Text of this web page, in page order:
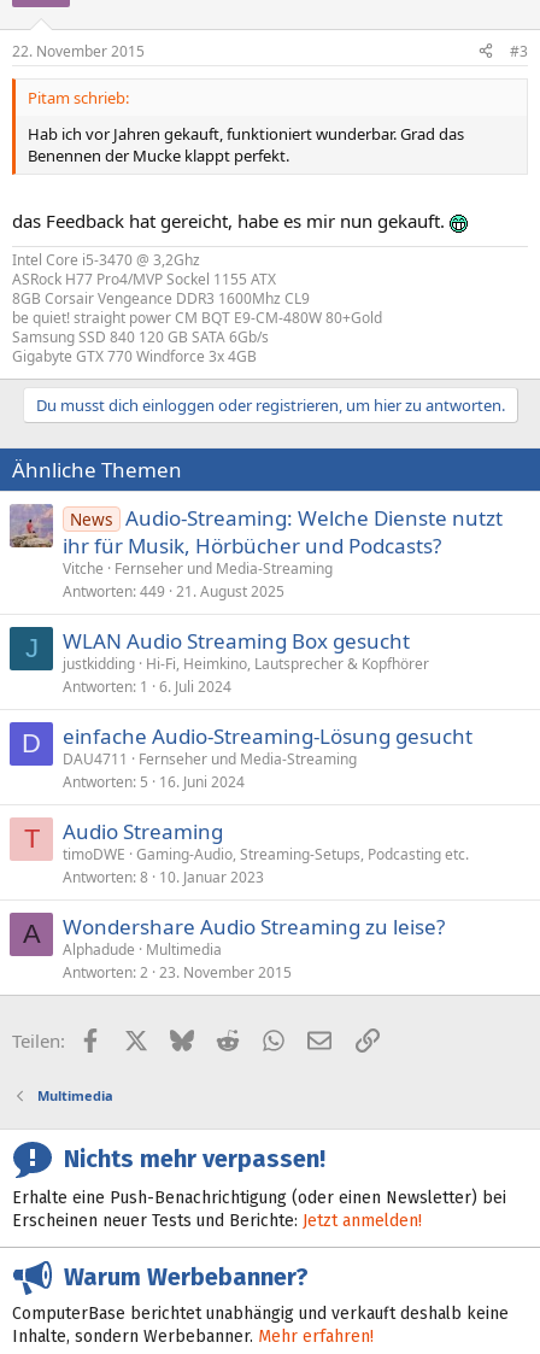
22. November 2015 #3
Pitam schrieb:
Hab ich vor Jahren gekauft, funktioniert wunderbar. Grad das
Benennen der Mucke klappt perfekt.
das Feedback hat gereicht, habe es mir nun gekauft.
Intel Core i5-3470 @ 3,2Ghz
ASRock H77 Pro4/MVP Sockel 1155 ATX
8GB Corsair Vengeance DDR3 1600Mhz CL9
be quiet! straight power CM BQT E9-CM-480W 80+Gold
Samsung SSD 840 120 GB SATA 6Gb/s
Gigabyte GTX 770 Windforce 3x 4GB
Du musst dich einloggen oder registrieren, um hier zu antworten.
Ähnliche Themen
News Audio-Streaming: Welche Dienste nutzt
ihr für Musik, Hörbücher und Podcasts?
Vitche
Fernseher und Media-Streaming
Antworten 449 21. August 2025
J WLAN Audio Streaming Box gesucht
justkidding Hi-Fi, Heimkino, Lautsprecher & Kopfhörer
Antworten 1 6. Juli 2024
D einfache Audio-Streaming-Lösung gesucht
DAU4711
Fernseher und Media-Streaming
Antworten 5 16. Juni 2024
T Audio Streaming
timoDWE Gaming-Audio, Streaming-Setups, Podcasting etc.
Antworten 8 10. Januar 2023
A Wondershare Audio Streaming zu leise?
Alphadude
Multimedia
Antworten 2 23. November 2015
Teilen: FacebookX (Twitter)
BlueskyRedditWhatsApp
E-MailLink
Multimedia
Nichts mehr verpassen!
Erhalte eine Push-Benachrichtigung (oder einen Newsletter) bei
Erscheinen neuer Tests und Berichte: Jetzt anmelden!
Warum Werbebanner?
ComputerBase berichtet unabhängig und verkauft deshalb keine
Inhalte, sondern Werbebanner. Mehr erfahren!